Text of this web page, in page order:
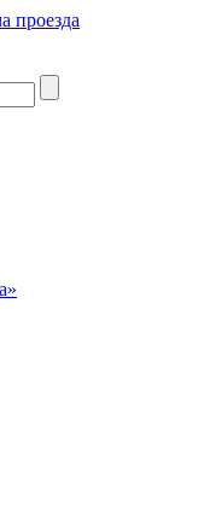
проезда